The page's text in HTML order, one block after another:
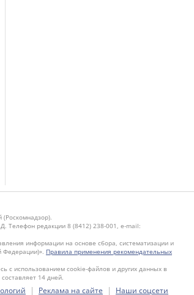
Телефон редакции 8 (8412) 238-001, e-mail:
информации на основе сбора, систематизации и
Федерации)». Правила применения рекомендательных
с использованием cookie-файлов и других данных в
14 дней.
| Реклама на сайте | Наши соцсети